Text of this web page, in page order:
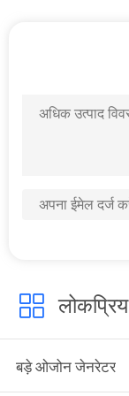
बड़े ओजोन जेनरेटर